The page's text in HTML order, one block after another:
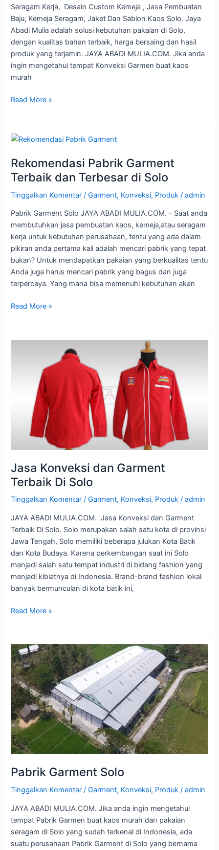
Seragam Kerja, Desain Custom Kemeja , Jasa Pembuatan
Baju, Kemeja Seragam, Jaket Dan Sablon Kaos Solo. Jaya
Abadi Mulia adalah solusi kebutuhan pakaian di Solo,
dengan kualitas bahan terbaik, harga bersaing dan hasil
produk yang terjamin. JAYA ABADI MULIA.COM. Jika anda
ingin mengetahui tempat Konveksi Garmen buat kaos
murah
Read More »
Rekomendasi Pabrik Garment
Terbaik dan Terbesar di Solo
Tinggalkan Komentar /Garment, Konveksi, Produk /admin
Pabrik Garment Solo JAYA ABADI MULIA.COM. – Saat anda
membutuhkan jasa pembuatan kaos, kemeja,atau seragam
kerja untuk kebutuhan perusahaan, tentu yang ada dalam
pikiran anda pertama kali adalah mencari pabrik yang tepat
bukan? Untuk mendapatkan pakaian yang berkualitas tentu
Anda juga harus mencari pabrik yang bagus dan juga
terpercaya. Yang mana bisa memenuhi kebutuhan akan
Rekomendasi
Garment
Terbaik
Terbesar
di
Read More »
Jasa Konveksi dan Garment
Terbaik Di Solo
Tinggalkan Komentar /Garment, Konveksi, Produk /admin
JAYA ABADI MULIA.COM. Jasa Konveksi dan Garment
Terbaik Di Solo. Solo merupakan salah satu kota di provinsi
Jawa Tengah, Solo memiliki beberapa julukan Kota Batik
dan Kota Budaya. Karena perkembangan saat ini Solo
menjadi salah satu tempat industri di bidang fashion yang
menjadi kiblatnya di Indonesia. Brand-brand fashion lokal
banyak bermunculan di kota batik ini,
Garment
Read More »
Pabrik Garment Solo
Tinggalkan Komentar /Garment, Konveksi, Produk /admin
JAYA ABADI MULIA.COM. Jika anda ingin mengetahui
tempat Pabrik Garmen buat kaos murah dan pakaian
seragam di Solo yang sudah terkenal di Indonesia, ada
suatu perusahaan Pabrik Garment di Solo yang bernama
Pabrik
Garment
Solo